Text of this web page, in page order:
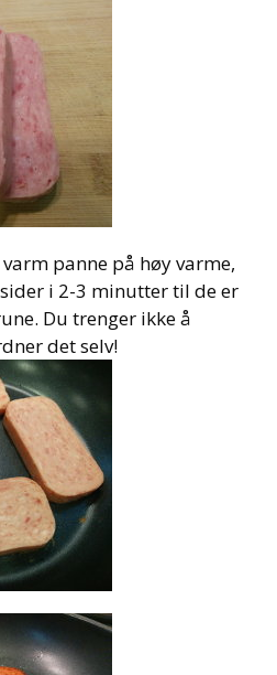
panne på høy varme,
i 2-3 minutter til de er
Du trenger ikke å
det selv!